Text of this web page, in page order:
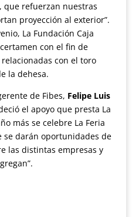
que refuerzan nuestras
proyección al exterior”.
La Fundación Caja
con el fin de
con el toro
la dehesa.
de Fibes, Felipe Luis
el apoyo que presta La
más se celebre La Feria
se darán oportunidades de
las distintas empresas y